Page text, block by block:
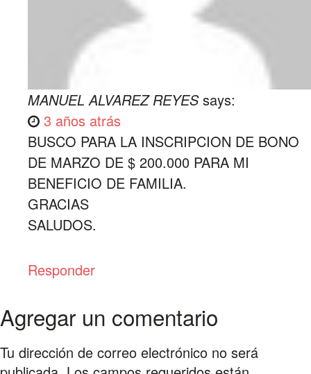
MANUEL ALVAREZ REYES says:
3 años atrás
BUSCO PARA LA INSCRIPCION DE BONO
DE MARZO DE $ 200.000 PARA MI
BENEFICIO DE FAMILIA.
GRACIAS
SALUDOS.
Responder
Agregar un comentario
Tu dirección de correo electrónico no será